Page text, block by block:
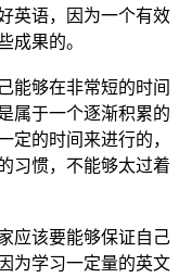
英语，因为一个有效
成果的。
能够在非常短的时间
属于一个逐渐积累的
定的时间来进行的，
习惯，不能够太过着
应该要能够保证自己
为学习一定量的英文